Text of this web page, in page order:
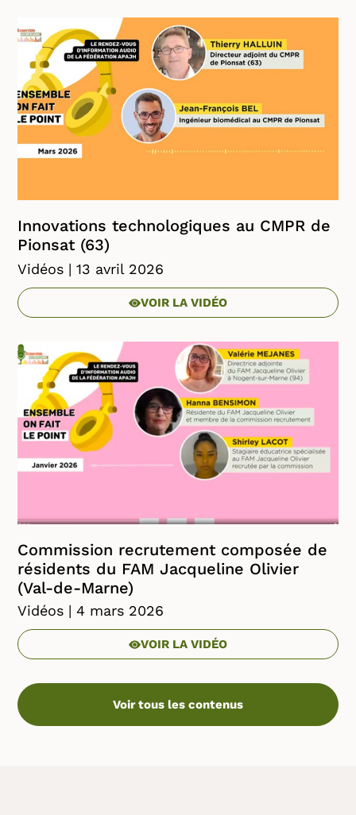
Innovations technologiques au CMPR de
Pionsat (63)
Vidéos | 13 avril 2026
VOIR LA VIDÉO
Commission recrutement composée de
résidents du FAM Jacqueline Olivier
(Val-de-Marne)
Vidéos | 4 mars 2026
VOIR LA VIDÉO
Voir tous les contenus